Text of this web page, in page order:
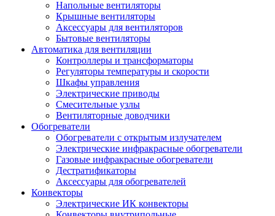
Напольные вентиляторы
Крышные вентиляторы
Аксессуары для вентиляторов
Бытовые вентиляторы
Автоматика для вентиляции
Контроллеры и трансформаторы
Регуляторы температуры и скорости
Шкафы управления
Электрические приводы
Смесительные узлы
Вентиляторные доводчики
Обогреватели
Обогреватели с открытым излучателем
Электрические инфракрасные обогреватели
Газовые инфракрасные обогреватели
Дестратификаторы
Аксессуары для обогревателей
Конвекторы
Электрические ИК конвекторы